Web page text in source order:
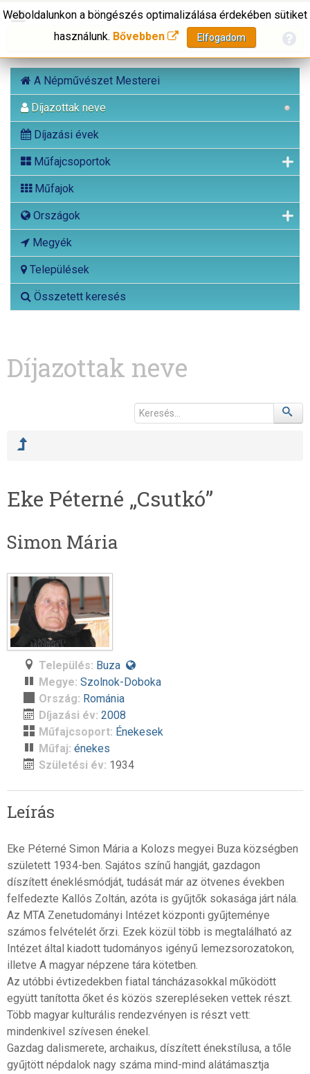
A Népművészet Mesterei
Díjazottak neve
Díjazási évek
Műfajcsoportok
Műfajok
Országok
Megyék
Települések
Összetett keresés
Weboldalunkon a böngészés optimalizálása érdekében sütiket
használunk. Bővebben Elfogadom
Díjazottak neve
Eke Péterné „Csutkó”
Simon Mária
Település: Buza
Megye: Szolnok-Doboka
Ország: Románia
Díjazási év: 2008
Műfajcsoport: Énekesek
Műfaj: énekes
Születési év: 1934
Leírás
Eke Péterné Simon Mária a Kolozs megyei Buza községben
született 1934-ben. Sajátos színű hangját, gazdagon
díszített éneklésmódját, tudását már az ötvenes években
felfedezte Kallós Zoltán, azóta is gyűjtők sokasága járt nála.
Az MTA Zenetudományi Intézet központi gyűjteménye
számos felvételét őrzi. Ezek közül több is megtalálható az
Intézet által kiadott tudományos igényű lemezsorozatokon,
illetve A magyar népzene tára kötetben.
Az utóbbi évtizedekben fiatal táncházasokkal működött
együtt tanította őket és közös szerepléseken vettek részt.
Több magyar kulturális rendezvényen is részt vett:
mindenkivel szívesen énekel.
Gazdag dalismerete, archaikus, díszített énekstílusa, a tőle
gyűjtött népdalok nagy száma mind-mind alátámasztja